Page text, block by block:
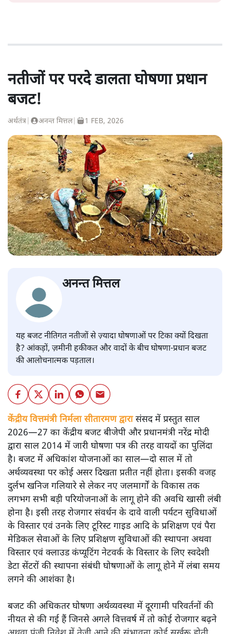
नतीजों पर परदे डालता घोषणा प्रधान
बजट!
अर्थतंत्र अनन्त मित्तल| 1 FEB, 2026
अनन्त मित्तल
यह बजट नीतिगत नतीजों से ज़्यादा घोषणाओं पर टिका क्यों दिखता
है? आंकड़ों, ज़मीनी हकीकत और वादों के बीच घोषणा-प्रधान बजट
की आलोचनात्मक पड़ताल।
केंद्रीय वित्तमंत्री निर्मला सीतारमण द्वारासंसद में प्रस्तुत साल
2026—27 का केंद्रीय बजट बीजेपी और प्रधानमंत्री नरेंद्र मोदी
द्वारा साल 2014 में जारी घोषणा पत्र की तरह वायदों का पुलिंदा
है। बजट में अधिकांश योजनाओं का साल—दो साल में तो
अर्थव्यवस्था पर कोई असर दिखता प्रतीत नहीं होता। इसकी वजह
दुर्लभ खनिज गलियारे से लेकर नए जलमार्गों के विकास तक
लगभग सभी बड़ी परियोजनाओं के लागू होने की अवधि खासी लंबी
होना है। इसी तरह रोजगार संवर्धन के दावे वाली पर्यटन सुविधाओं
के विस्तार एवं उनके लिए टूरिस्ट गाइड आदि के प्रशिक्षण एवं पैरा
मेडिकल सेवाओं के लिए प्रशिक्षण सुविधाओं की स्थापना अथवा
विस्तार एवं क्लाउड कंप्यूटिंग नेटवर्क के विस्तार के लिए स्वदेशी
डेटा सेंटरों की स्थापना संबंधी घोषणाओं के लागू होने में लंबा समय
लगने की आशंका है।
बजट की अधिकतर घोषणा अर्थव्यवस्था में दूरगामी परिवर्तनों की
नीयत से की गई हैं जिनसे अगले वित्तवर्ष में तो कोई रोजगार बढ़ने